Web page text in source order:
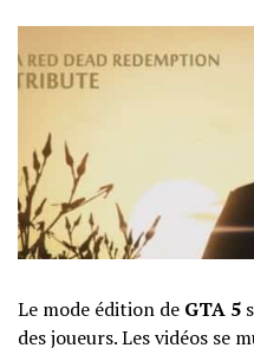
Le mode édition de GTA 5
des joueurs. Les vidéos se